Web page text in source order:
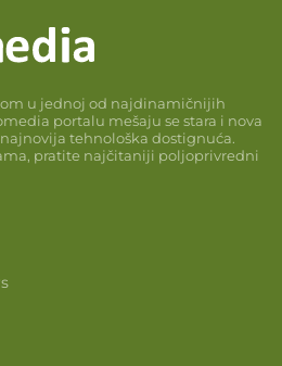
u jednoj od najdinamičnijih
portalu mešaju se stara i nova
tehnološka dostignuća.
pratite najčitaniji poljoprivredni